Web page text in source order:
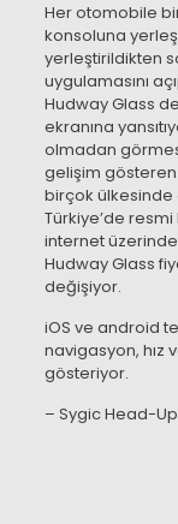
Her otomobile
konsoluna
yerleştirildikten
uygulamasını
Hudway Glass
ekranına
olmadan
gelişim gösteren
birçok ülkesinde
Türkiye’de
internet
Hudway Glass
değişiyor.
iOS ve android
navigasyon, hız
gösteriyor.
– Sygic Head-Up